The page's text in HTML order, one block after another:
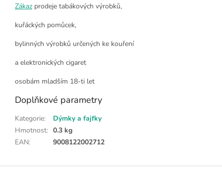
Zákaz prodeje tabákových výrobků,
kuřáckých pomůcek,
bylinných výrobků určených ke kouření
a elektronických cigaret
osobám mladším 18-ti let
Doplňkové parametry
Kategorie:
Dýmky a fajfky
Hmotnost: 0.3 kg
EAN: 9008122002712
Z